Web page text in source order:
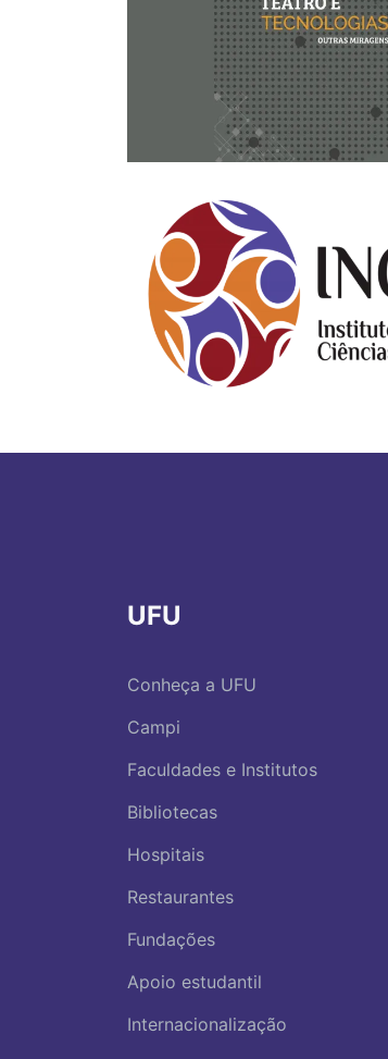
UFU
Conheça a UFU
Campi
Faculdades e Institutos
Bibliotecas
Hospitais
Restaurantes
Fundações
Apoio estudantil
Internacionalização